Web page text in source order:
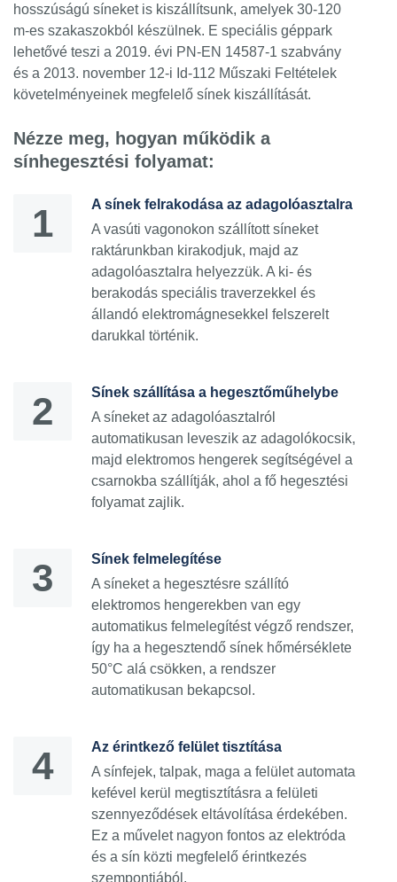
hosszúságú síneket is kiszállítsunk, amelyek 30-120
m-es szakaszokból készülnek. E speciális géppark
lehetővé teszi a 2019. évi PN-EN 14587-1 szabvány
és a 2013. november 12-i Id-112 Műszaki Feltételek
követelményeinek megfelelő sínek kiszállítását.
Nézze meg, hogyan működik a
sínhegesztési folyamat:
A sínek felrakodása az adagolóasztalra
A vasúti vagonokon szállított síneket
raktárunkban kirakodjuk, majd az
adagolóasztalra helyezzük. A ki- és
berakodás speciális traverzekkel és
állandó elektromágnesekkel felszerelt
darukkal történik.
Sínek szállítása a hegesztőműhelybe
A síneket az adagolóasztalról
automatikusan leveszik az adagolókocsik,
majd elektromos hengerek segítségével a
csarnokba szállítják, ahol a fő hegesztési
folyamat zajlik.
Sínek felmelegítése
A síneket a hegesztésre szállító
elektromos hengerekben van egy
automatikus felmelegítést végző rendszer,
így ha a hegesztendő sínek hőmérséklete
50°C alá csökken, a rendszer
automatikusan bekapcsol.
Az érintkező felület tisztítása
A sínfejek, talpak, maga a felület automata
kefével kerül megtisztításra a felületi
szennyeződések eltávolítása érdekében.
Ez a művelet nagyon fontos az elektróda
és a sín közti megfelelő érintkezés
szempontjából.